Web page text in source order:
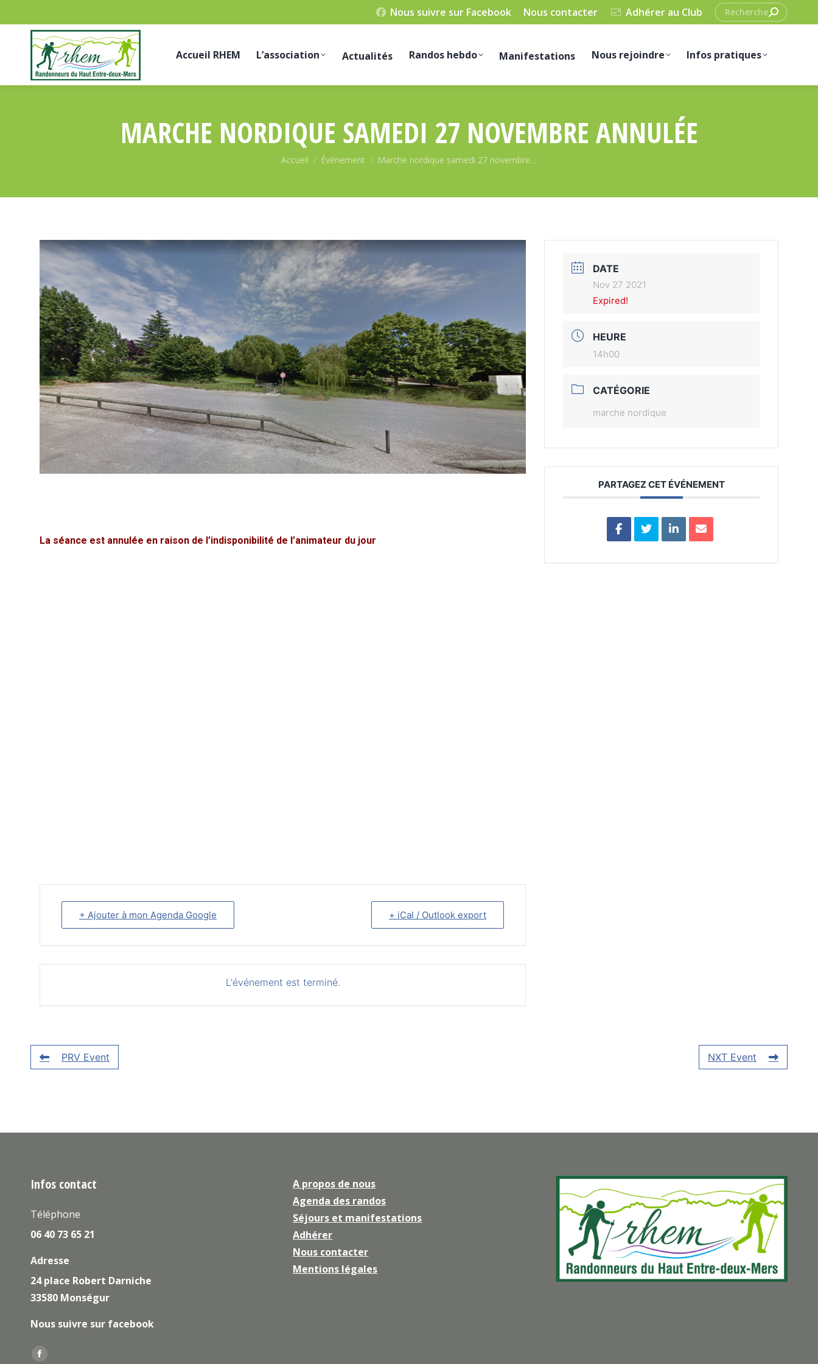
Nous suivre sur Facebook Nous contacter Adhérer au Club
Recherche
:
Accueil RHEM L’association Actualités Randos hebdo Manifestations Nous rejoindre Infos pratiques
MARCHE NORDIQUE SAMEDI 27 NOVEMBRE ANNULÉE
Vous êtes ici :
Accueil Événement Marche nordique samedi 27 novembre…
La séance est annulée en raison de l’indisponibilité de l’animateur du jour
+ Ajouter à mon Agenda Google + iCal / Outlook export
L'événement est terminé.
DATE
Nov 27 2021
Expired!
HEURE
14h00
CATÉGORIE
marche nordique
PARTAGEZ CET ÉVÉNEMENT
PRV Event NXT Event
Infos contact
Téléphone
06 40 73 65 21
Adresse
24 place Robert Darniche
33580 Monségur
Nous suivre sur facebook
Trouvez nous sur :
La
A propos de nous
Agenda des randos
Séjours et manifestations
Adhérer
Nous contacter
Mentions légales